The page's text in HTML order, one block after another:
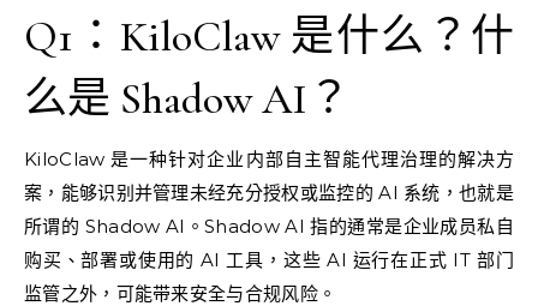
Q1：KiloClaw 是什么？什
么是 Shadow AI？
KiloClaw 是一种针对企业内部自主智能代理治理的解决方
案，能够识别并管理未经充分授权或监控的 AI 系统，也就是
所谓的 Shadow AI。Shadow AI 指的通常是企业成员私自
购买、部署或使用的 AI 工具，这些 AI 运行在正式 IT 部门
监管之外，可能带来安全与合规风险。